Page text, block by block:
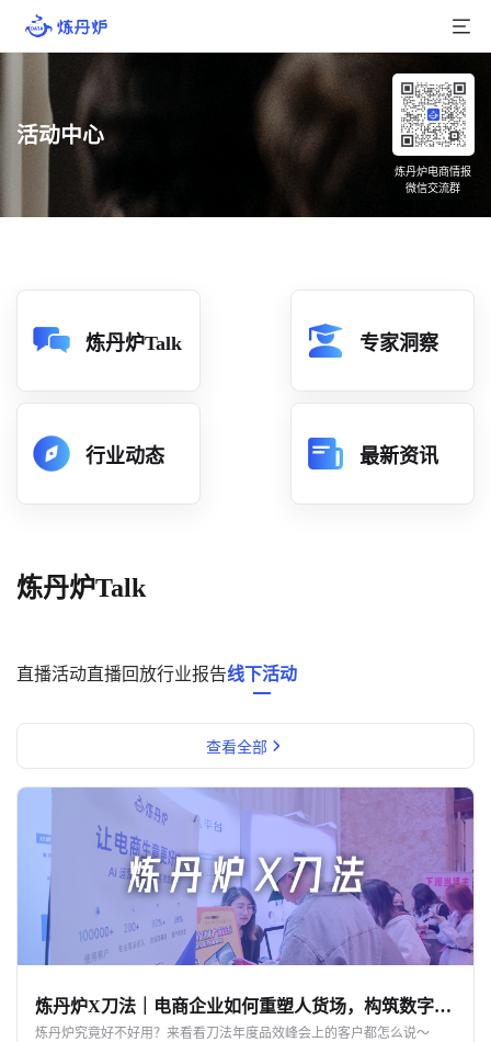
产品介绍
品牌数据
店铺数据
分析
数据中心
消费者说
解决方案
金融市场解决方案
电商解决方案
资源中心
新闻中心
活动中心
关于我们
活动中心
炼丹炉电商情报
微信交流群
炼丹炉Talk 专家洞察
行业动态 最新资讯
炼丹炉Talk
直播活动直播回放行业报告线下活动
查看全部
炼丹炉X刀法｜电商企业如何重塑人货场，构筑数字化护城河？-杭州知衣科技
炼丹炉究竟好不好用？来看看刀法年度品效峰会上的客户都怎么说～